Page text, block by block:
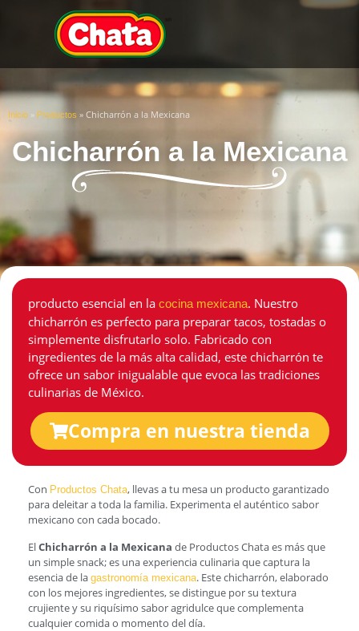
Inicio » Productos » Chicharrón a la Mexicana
Chicharrón a la Mexicana
producto esencial en la cocina mexicana. Nuestro
chicharrón es perfecto para preparar tacos, tostadas o
simplemente disfrutarlo solo. Fabricado con
ingredientes de la más alta calidad, este chicharrón te
ofrece un sabor inigualable que evoca las tradiciones
culinarias de México.
Compra en nuestra tienda
Con Productos Chata, llevas a tu mesa un producto garantizado
para deleitar a toda la familia. Experimenta el auténtico sabor
mexicano con cada bocado.
ElChicharrón a la Mexicana de Productos Chata es más que
un simple snack; es una experiencia culinaria que captura la
esencia de la gastronomía mexicana. Este chicharrón, elaborado
con los mejores ingredientes, se distingue por su textura
crujiente y su riquísimo sabor agridulce que complementa
cualquier comida o momento del día.